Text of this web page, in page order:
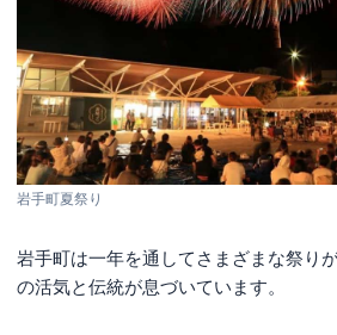
岩手町夏祭り
岩手町は一年を通してさまざまな祭り
の活気と伝統が息づいています。